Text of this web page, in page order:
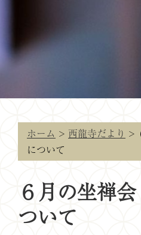
ホーム > 西龍寺だより >
について
６月の坐禅
ついて